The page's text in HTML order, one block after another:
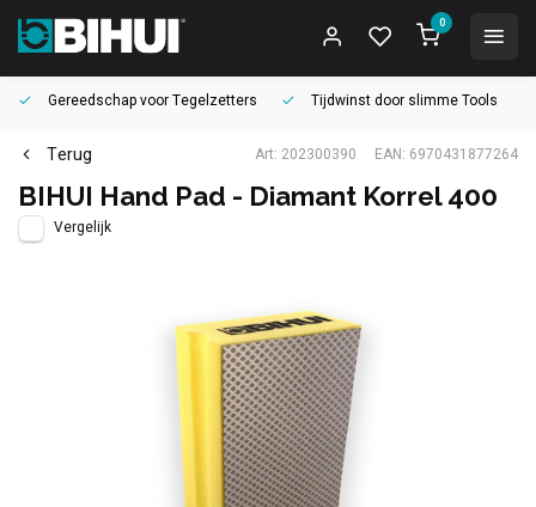
0
Gereedschap voorTegelzetters Tijdwinst door slimme Tools
Terug Art: 202300390 EAN: 6970431877264
BIHUI Hand Pad - Diamant Korrel 400
Vergelijk